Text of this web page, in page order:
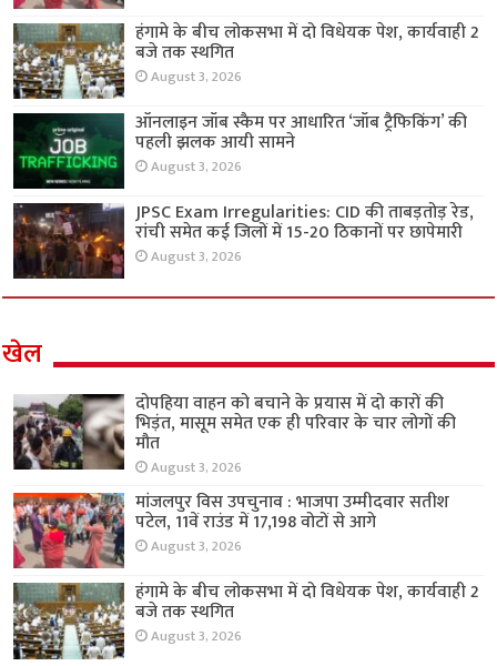
हंगामे के बीच लोकसभा में दो विधेयक पेश, कार्यवाही 2
बजे तक स्थगित
August 3, 2026
ऑनलाइन जॉब स्कैम पर आधारित ‘जॉब ट्रैफिकिंग’ की
पहली झलक आयी सामने
August 3, 2026
JPSC Exam Irregularities: CID की ताबड़तोड़ रेड,
रांची समेत कई जिलों में 15-20 ठिकानों पर छापेमारी
August 3, 2026
खेल
दोपहिया वाहन को बचाने के प्रयास में दो कारों की
भिड़ंत, मासूम समेत एक ही परिवार के चार लोगों की
मौत
August 3, 2026
मांजलपुर विस उपचुनाव : भाजपा उम्मीदवार सतीश
पटेल, 11वें राउंड में 17,198 वोटों से आगे
August 3, 2026
हंगामे के बीच लोकसभा में दो विधेयक पेश, कार्यवाही 2
बजे तक स्थगित
August 3, 2026